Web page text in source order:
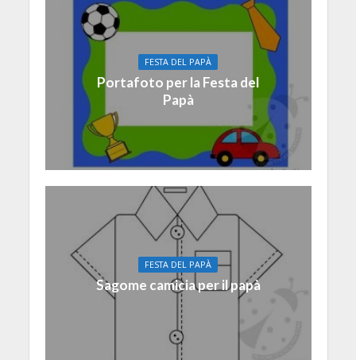
FESTA DEL PAPÀ
Portafoto per la Festa del
Papà
FESTA DEL PAPÀ
Sagome camicia per il papà